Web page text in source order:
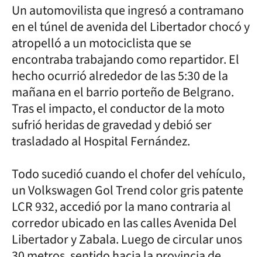
Un automovilista que ingresó a contramano
en el túnel de avenida del Libertador chocó y
atropelló a un motociclista que se
encontraba trabajando como repartidor. El
hecho ocurrió alrededor de las 5:30 de la
mañana en el barrio porteño de Belgrano.
Tras el impacto, el conductor de la moto
sufrió heridas de gravedad y debió ser
trasladado al Hospital Fernández.
Todo sucedió cuando el chofer del vehículo,
un Volkswagen Gol Trend color gris patente
LCR 932, accedió por la mano contraria al
corredor ubicado en las calles Avenida Del
Libertador y Zabala. Luego de circular unos